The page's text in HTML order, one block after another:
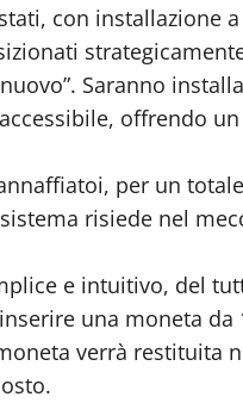
con installazione
nuovo”. Saranno
offrendo
per un
risiede nel
e intuitivo, del
una moneta da
verrà restituita